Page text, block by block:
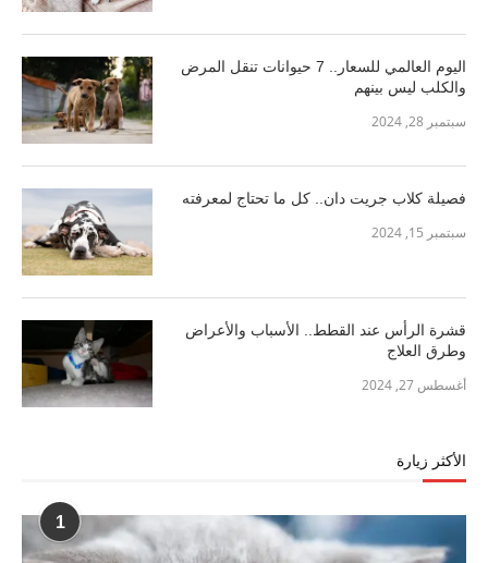
اليوم العالمي للسعار.. 7 حيوانات تنقل المرض
والكلب ليس بينهم
سبتمبر 28, 2024
فصيلة كلاب جريت دان.. كل ما تحتاج لمعرفته
سبتمبر 15, 2024
قشرة الرأس عند القطط.. الأسباب والأعراض
وطرق العلاج
أغسطس 27, 2024
الأكثر زيارة
1